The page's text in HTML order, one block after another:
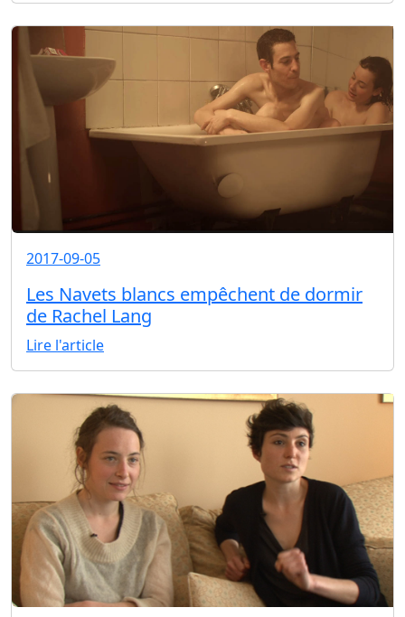
2017-09-05
Les Navets blancs empêchent de dormir
de Rachel Lang
Lire l'article